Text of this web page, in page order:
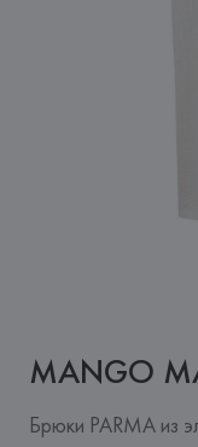
MANGO
Брюки PARMA из